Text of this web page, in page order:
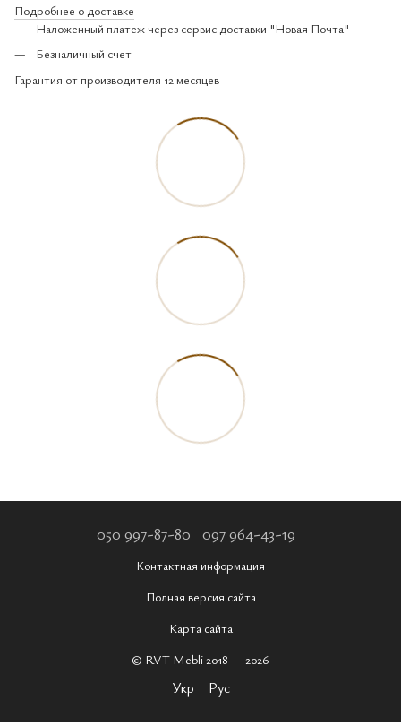
Подробнее о доставке
Наложенный платеж через сервис доставки "Новая Почта"
Безналичный счет
Гарантия от производителя 12 месяцев
050 997-87-80 097 964-43-19
Контактная информация
Полная версия сайта
Карта сайта
© RVT Mebli 2018 — 2026
Укр Рус